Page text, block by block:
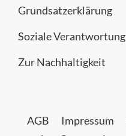
Grundsatzerklärung
Soziale Verantwortung
Zur Nachhaltigkeit
AGB Impressum